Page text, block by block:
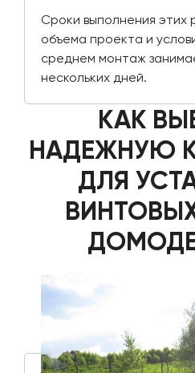
Сроки выполнения этих
объема проекта и
среднем монтаж
нескольких дней.
КАК
НАДЕЖНУЮ
ДЛЯ